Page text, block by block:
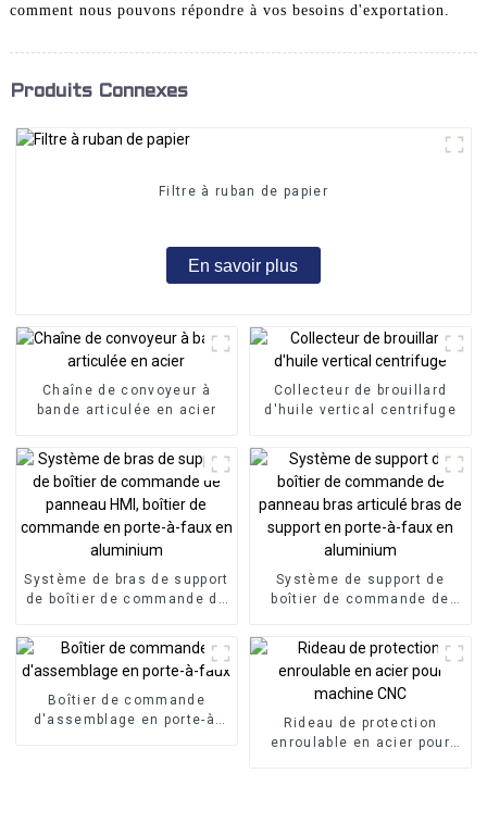
comment nous pouvons répondre à vos besoins d'exportation.
Produits Connexes
Filtre à ruban de papier
En savoir plus
Chaîne de convoyeur à
bande articulée en acier
Collecteur de brouillard
d'huile vertical centrifuge
Système de bras de support
de boîtier de commande de
commande en porte-à-faux
en aluminium
Système de support de
boîtier de commande de
de support en porte-à-faux
en aluminium
Boîtier de commande
d'assemblage en porte-à-
Rideau de protection
enroulable en acier pour